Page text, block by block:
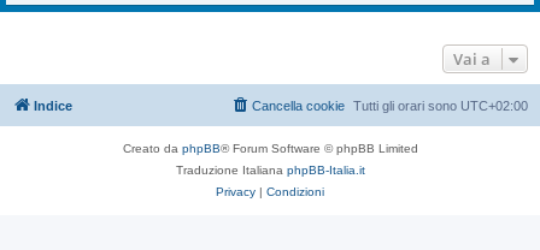
Vai a
Indice Tutti gli orari sono UTC+02:00
Cancella cookie
Creato da phpBB® Forum Software © phpBB Limited
Traduzione Italiana phpBB-Italia.it
Privacy | Condizioni